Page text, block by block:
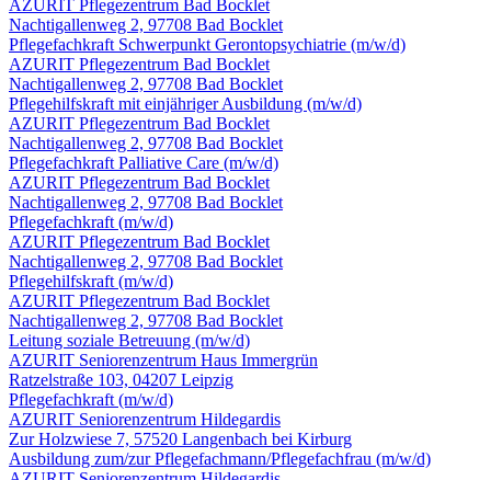
AZURIT Pflegezentrum Bad Bocklet
Nachtigallenweg 2, 97708 Bad Bocklet
Pflegefachkraft Schwerpunkt Gerontopsychiatrie (m/w/d)
AZURIT Pflegezentrum Bad Bocklet
Nachtigallenweg 2, 97708 Bad Bocklet
Pflegehilfskraft mit einjähriger Ausbildung (m/w/d)
AZURIT Pflegezentrum Bad Bocklet
Nachtigallenweg 2, 97708 Bad Bocklet
Pflegefachkraft Palliative Care (m/w/d)
AZURIT Pflegezentrum Bad Bocklet
Nachtigallenweg 2, 97708 Bad Bocklet
Pflegefachkraft (m/w/d)
AZURIT Pflegezentrum Bad Bocklet
Nachtigallenweg 2, 97708 Bad Bocklet
Pflegehilfskraft (m/w/d)
AZURIT Pflegezentrum Bad Bocklet
Nachtigallenweg 2, 97708 Bad Bocklet
Leitung soziale Betreuung (m/w/d)
AZURIT Seniorenzentrum Haus Immergrün
Ratzelstraße 103, 04207 Leipzig
Pflegefachkraft (m/w/d)
AZURIT Seniorenzentrum Hildegardis
Zur Holzwiese 7, 57520 Langenbach bei Kirburg
Ausbildung zum/zur Pflegefachmann/Pflegefachfrau (m/w/d)